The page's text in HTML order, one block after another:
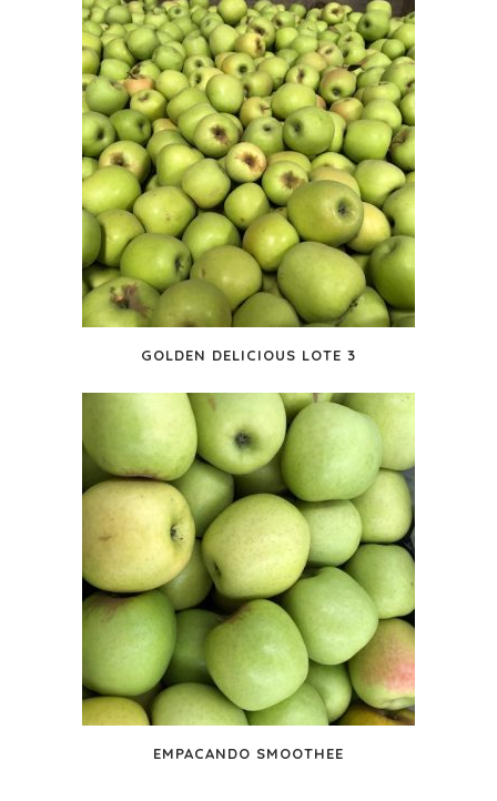
GOLDEN DELICIOUS LOTE 3
EMPACANDO SMOOTHEE